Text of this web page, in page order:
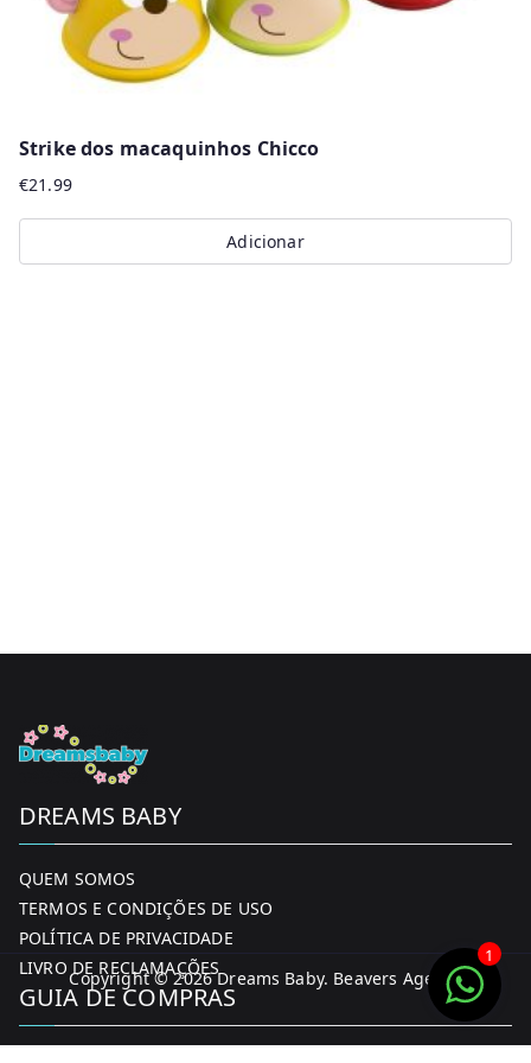
page
Strike dos macaquinhos Chicco
€21.99
Adicionar
DREAMS BABY
QUEM SOMOS
TERMOS E CONDIÇÕES DE USO
POLÍTICA DE PRIVACIDADE
LIVRO DE RECLAMAÇÕES
GUIA DE COMPRAS
Copyright © 2026Dreams Baby. Beavers Agency
1